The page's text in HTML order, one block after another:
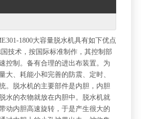
1800大容量脱水机具有如下优点
术，按国际标准制作，其控制部
控制。备有合理的进出布装置。为
大、耗能小和完善的防震、定时、
。脱水机的主要部件是内胆，内胆
水的衣物就放在内胆中。脱水机就
动内胆高速旋转，于是产生很大的